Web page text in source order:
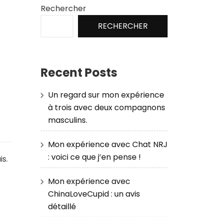
Rechercher
RECHERCHER
Recent Posts
Un regard sur mon expérience
à trois avec deux compagnons
masculins.
Mon expérience avec Chat NRJ
: voici ce que j’en pense !
Mon expérience avec
ChinaLoveCupid : un avis
détaillé